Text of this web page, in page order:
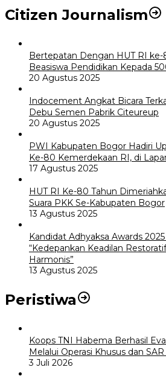
Citizen Journalism
Bertepatan Dengan HUT RI ke-
Beasiswa Pendidikan Kepada
20 Agustus 2025
Indocement Angkat Bicara
Debu Semen Pabrik Citeureup
20 Agustus 2025
PWI Kabupaten Bogor Hadiri
Ke-80 Kemerdekaan RI, di
17 Agustus 2025
HUT RI Ke-80 Tahun
Suara PKK Se-Kabupaten Bogor
13 Agustus 2025
Kandidat Adhyaksa Awards
“Kedepankan Keadilan
Harmonis”
13 Agustus 2025
Peristiwa
Koops TNI Habema Berhasil
Melalui Operasi Khusus dan
3 Juli 2026